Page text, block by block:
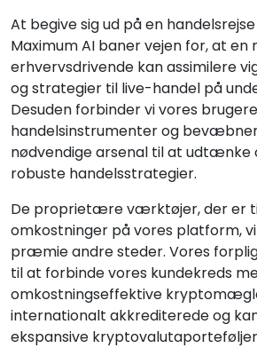
At begive sig ud på en
Maximum AI baner vejen for, at
erhvervsdrivende kan assimilere
og strategier til live-handel på
Desuden forbinder vi vores
handelsinstrumenter og
nødvendige arsenal til at
robuste handelsstrategier.
De proprietære værktøjer, der er
omkostninger på vores platform,
præmie andre steder. Vores
til at forbinde vores kundekreds
omkostningseffektive
internationalt akkrediterede og
ekspansive